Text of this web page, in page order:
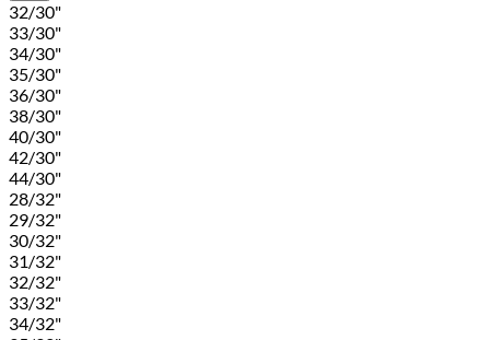
32/30"
33/30"
34/30"
35/30"
36/30"
38/30"
40/30"
42/30"
44/30"
28/32"
29/32"
30/32"
31/32"
32/32"
33/32"
34/32"